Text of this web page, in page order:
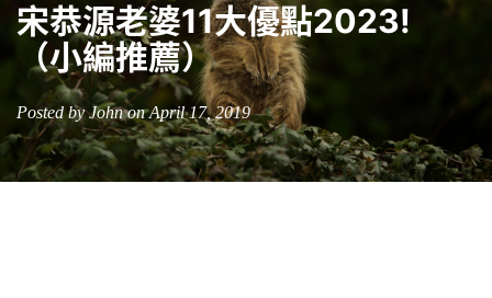
宋恭源老婆11大優點2023!
（小編推薦）
Posted by John on April 17, 2019